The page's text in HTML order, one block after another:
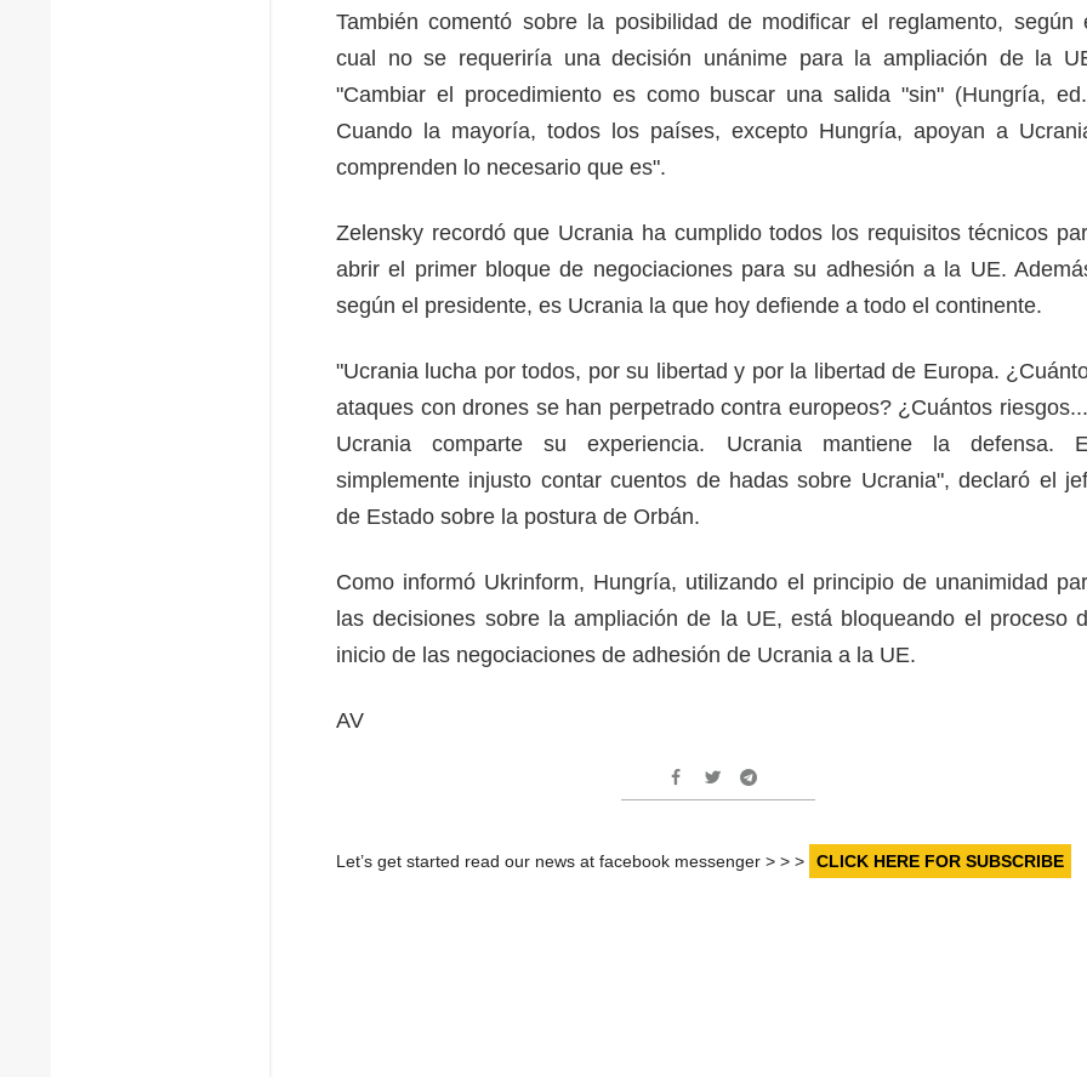
También comentó sobre la posibilidad de modificar el reglamento, según
cual no se requeriría una decisión unánime para la ampliación de la
"Cambiar el procedimiento es como buscar una salida "sin" (Hungría,
Cuando la mayoría, todos los países, excepto Hungría, apoyan a
comprenden lo necesario que es".
Zelensky recordó que Ucrania ha cumplido todos los requisitos técnicos
abrir el primer bloque de negociaciones para su adhesión a la UE.
según el presidente, es Ucrania la que hoy defiende a todo el continente.
"Ucrania lucha por todos, por su libertad y por la libertad de Europa.
ataques con drones se han perpetrado contra europeos? ¿Cuántos
Ucrania comparte su experiencia. Ucrania mantiene la defensa.
simplemente injusto contar cuentos de hadas sobre Ucrania", declaró el
de Estado sobre la postura de Orbán.
Como informó Ukrinform, Hungría, utilizando el principio de unanimidad
las decisiones sobre la ampliación de la UE, está bloqueando el proceso
inicio de las negociaciones de adhesión de Ucrania a la UE.
AV
Let’s get started read our news at facebook messenger > > > CLICK HERE FOR SUBSCRIBE